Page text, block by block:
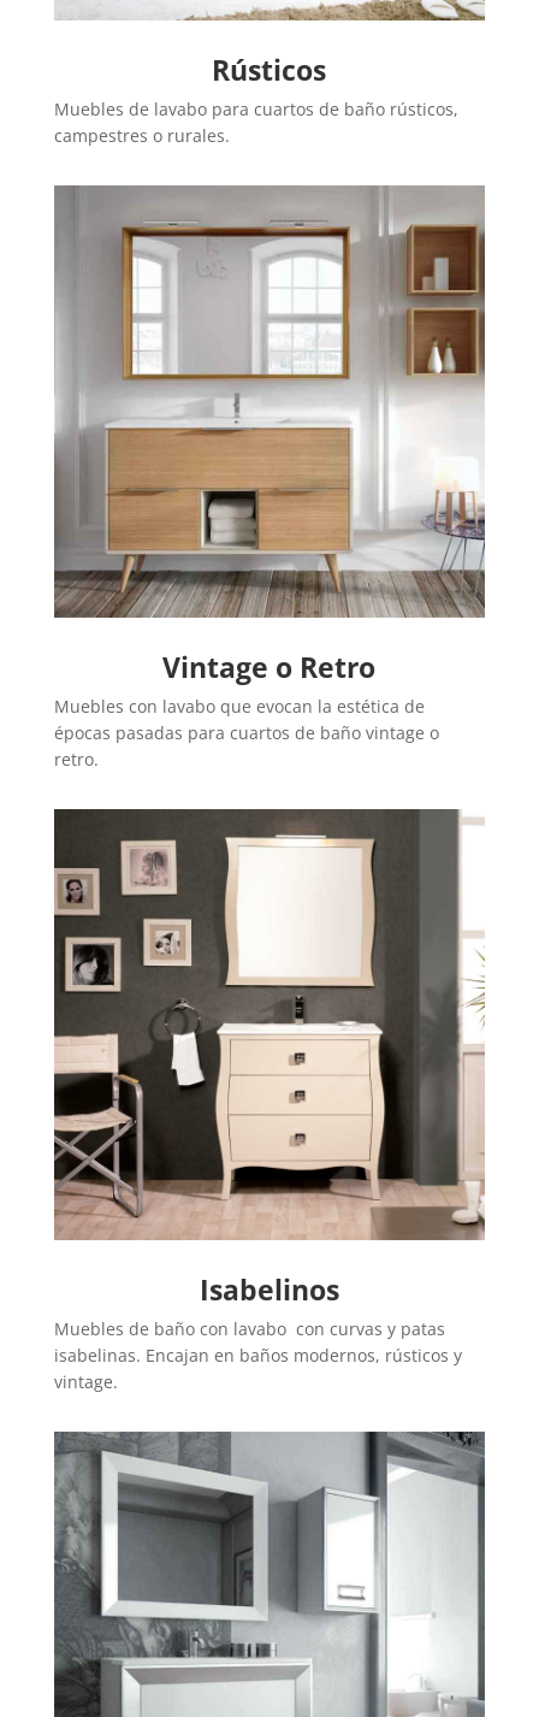
Rústicos
Muebles de lavabo para cuartos de baño rústicos,
campestres o rurales.
Vintage o Retro
Muebles con lavabo que evocan la estética de
épocas pasadas para cuartos de baño vintage o
retro.
Isabelinos
Muebles de baño con lavabo con curvas y patas
isabelinas. Encajan en baños modernos, rústicos y
vintage.